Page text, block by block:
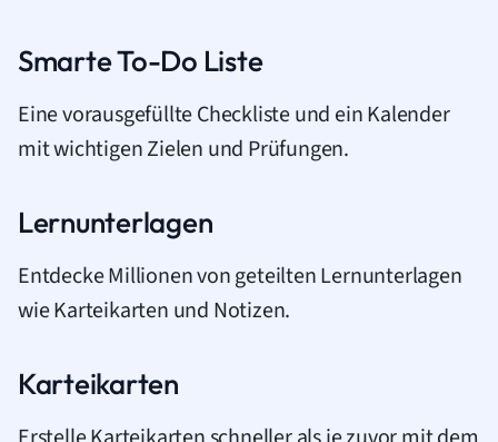
Smarte To-Do Liste
Eine vorausgefüllte Checkliste und ein Kalender
mit wichtigen Zielen und Prüfungen.
Lernunterlagen
Entdecke Millionen von geteilten Lernunterlagen
wie Karteikarten und Notizen.
Karteikarten